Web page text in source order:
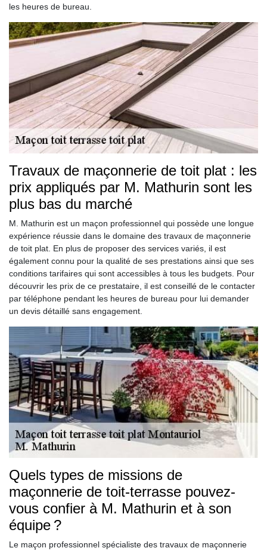
les heures de bureau.
Travaux de maçonnerie de toit plat : les
prix appliqués par M. Mathurin sont les
plus bas du marché
M. Mathurin est un maçon professionnel qui possède une longue
expérience réussie dans le domaine des travaux de maçonnerie
de toit plat. En plus de proposer des services variés, il est
également connu pour la qualité de ses prestations ainsi que ses
conditions tarifaires qui sont accessibles à tous les budgets. Pour
découvrir les prix de ce prestataire, il est conseillé de le contacter
par téléphone pendant les heures de bureau pour lui demander
un devis détaillé sans engagement.
Quels types de missions de
maçonnerie de toit-terrasse pouvez-
vous confier à M. Mathurin et à son
équipe ?
Le maçon professionnel spécialiste des travaux de maçonnerie